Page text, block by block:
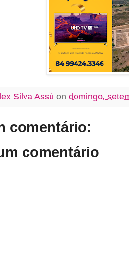
Silva Assú on domingo,
comentário:
comentário